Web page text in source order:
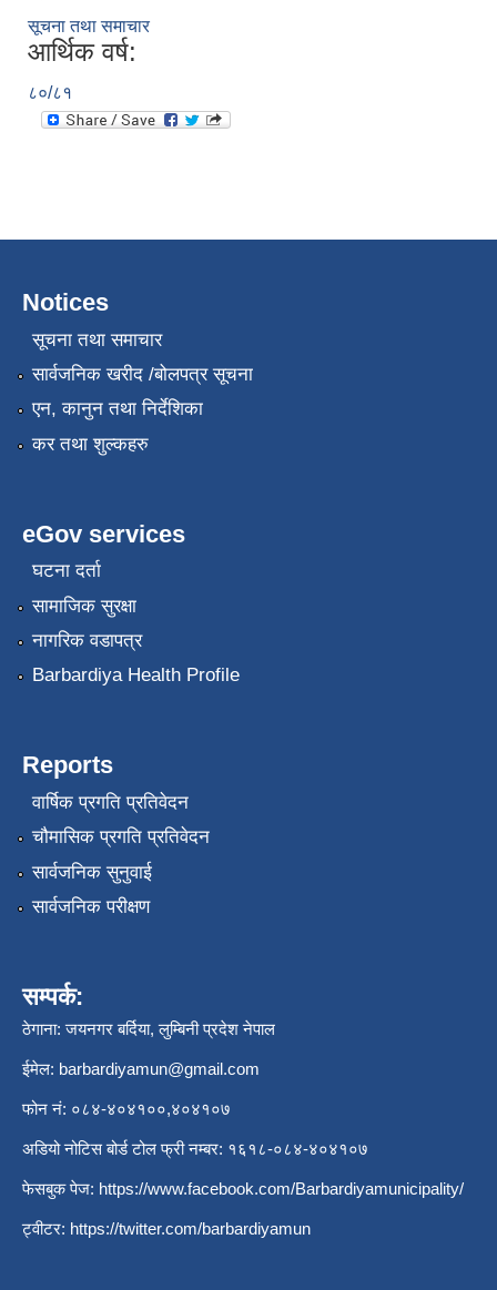
सूचना तथा समाचार
आर्थिक वर्ष:
८०/८१
Notices
सूचना तथा समाचार
सार्वजनिक खरीद /बोलपत्र सूचना
एन, कानुन तथा निर्देशिका
कर तथा शुल्कहरु
eGov services
घटना दर्ता
सामाजिक सुरक्षा
नागरिक वडापत्र
Barbardiya Health Profile
Reports
वार्षिक प्रगति प्रतिवेदन
चौमासिक प्रगति प्रतिवेदन
सार्वजनिक सुनुवाई
सार्वजनिक परीक्षण
सम्पर्क:
ठेगाना: जयनगर बर्दिया, लुम्बिनी प्रदेश नेपाल
ईमेल: barbardiyamun@gmail.com
फोन नं: ०८४-४०४१००,४०४१०७
अडियो नोटिस बोर्ड टोल फ्री नम्बर: १६१८-०८४-४०४१०७
फेसबुक पेज: https://www.facebook.com/Barbardiyamunicipality/
ट्वीटर: https://twitter.com/barbardiyamun